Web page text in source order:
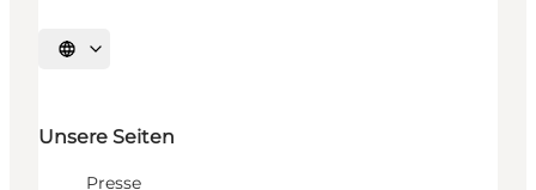
Sprache auswählen
Unsere Seiten
Presse